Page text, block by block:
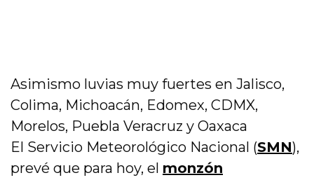
Asimismo luvias muy fuertes en Jalisco,
Colima, Michoacán, Edomex, CDMX,
Morelos, Puebla Veracruz y Oaxaca
El Servicio Meteorológico Nacional (SMN),
prevé que para hoy, el monzón